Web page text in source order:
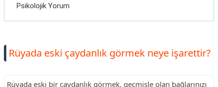
Psikolojik Yorum
Rüyada eski çaydanlık görmek neye işarettir?
Rüyada eski bir çaydanlık görmek, geçmişle olan bağlarınızı